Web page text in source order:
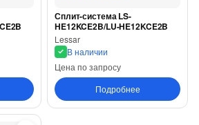
Сплит-система LS-
HE12KCE2B/LU-HE12KCE2B
Lessar
В наличии
Цена по запросу
Подробнее